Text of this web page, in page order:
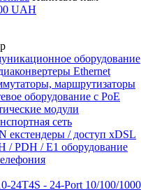
UAH
оборудование
Ethernet
маршрутизаторы
оборудование с PoE
модули
сеть
екстендеры / доступ xDSL
/ PDH / E1 оборудование